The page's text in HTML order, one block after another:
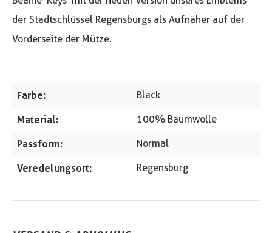
der Stadtschlüssel Regensburgs als Aufnäher auf der
Vorderseite der Mütze.
Farbe: Black
Material: 100% Baumwolle
Passform: Normal
Veredelungsort: Regensburg